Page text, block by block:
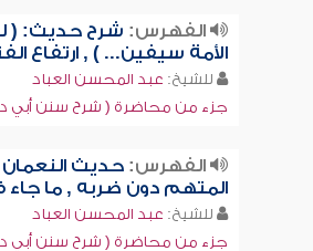
الفهرس: شرح حديث: (
الأمة سيفين... ) , ارتفاع
للشيخ: عبد المحسن العباد
جزء من محاضرة ( شرح سنن أبي داود
الفهرس:حديث
المتهم دون ضربه , ما جاء
للشيخ: عبد المحسن العباد
جزء من محاضرة ( شرح سنن أبي داود